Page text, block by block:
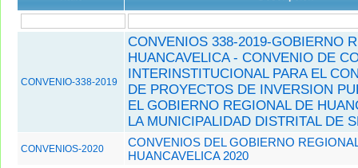
CONVENIO-338-2019
CONVENIOS 338-2019-GOBIERNO
HUANCAVELICA - CONVENIO DE
INTERINSTITUCIONAL PARA EL
DE PROYECTOS DE INVERSION
EL GOBIERNO REGIONAL DE
LA MUNICIPALIDAD DISTRITAL DE
CONVENIOS-2020
CONVENIOS DEL GOBIERNO
HUANCAVELICA 2020